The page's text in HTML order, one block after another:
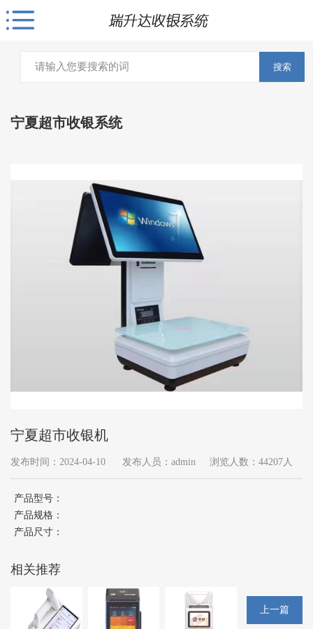
搜索
宁夏超市收银系统
宁夏超市收银机
发布时间：2024-04-10 发布人员：admin 浏览人数：44207人
产品型号：
产品规格：
产品尺寸：
相关推荐
上一篇